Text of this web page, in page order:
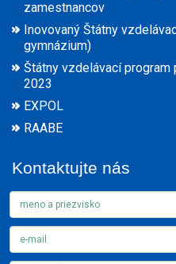
zamestnancov
Inovovaný Štátny
gymnázium)
Štátny vzdelávací
2023
EXPOL
RAABE
Kontaktujte nás